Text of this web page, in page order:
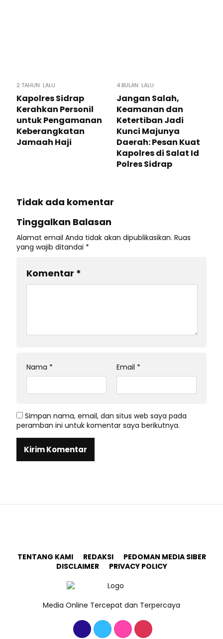
2 TAHUN LALU
Kapolres Sidrap
Kerahkan Personil
untuk Pengamanan
Keberangkatan
Jamaah Haji
4 BULAN LALU
Jangan Salah,
Keamanan dan
Ketertiban Jadi
Kunci Majunya
Daerah: Pesan Kuat
Kapolres di Salat Id
Polres Sidrap
Tidak ada komentar
Tinggalkan Balasan
Alamat email Anda tidak akan dipublikasikan. Ruas
yang wajib ditandai *
Komentar *
Nama * Email *
Simpan nama, email, dan situs web saya pada
peramban ini untuk komentar saya berikutnya.
TENTANG KAMI REDAKSI
PEDOMAN MEDIA SIBER
DISCLAIMER
PRIVACY POLICY
Media Online Tercepat dan Terpercaya